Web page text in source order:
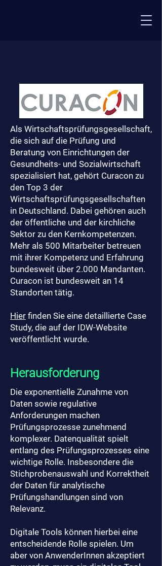
Als Wirtschaftsprüfungsgesellschaft,
die sich auf die Prüfung und
Beratung von Einrichtungen der
Gesundheits- und Sozialwirtschaft
spezialisiert hat, gehört Curacon zu
den Top 3 der
Wirtschaftsprüfungsgesellschaften
in Deutschland. Dabei gehören auch
der öffentliche und der kirchliche
Sektor zu den Kernkompetenzen.
Mehr als 500 Mitarbeiter betreuen
mit ihrer Kompetenz und Erfahrung
bundesweit über 2.000 Mandanten.
Curacon ist bundesweit an 14
Standorten tätig.
Hier finden Sie eine detaillierte Case
Study, die auf der IDW-Website
veröffentlicht wurde.
Herausforderung
Die exponentielle Zunahme von
Daten sowie regulative
Anforderungen machen
Prüfungsprozesse zunehmend
komplexer. Datenqualität spielt
entlang des Prüfungsprozesses eine
wichtige Rolle. Insbesondere die
Stichprobenauswahl und Korrektheit
der Daten für analytische
Prüfungshandlungen sind von
Relevanz.
Digitale Tools können hierbei eine
entscheidende Rolle spielen. Um
aber von AnwenderInnen akzeptiert